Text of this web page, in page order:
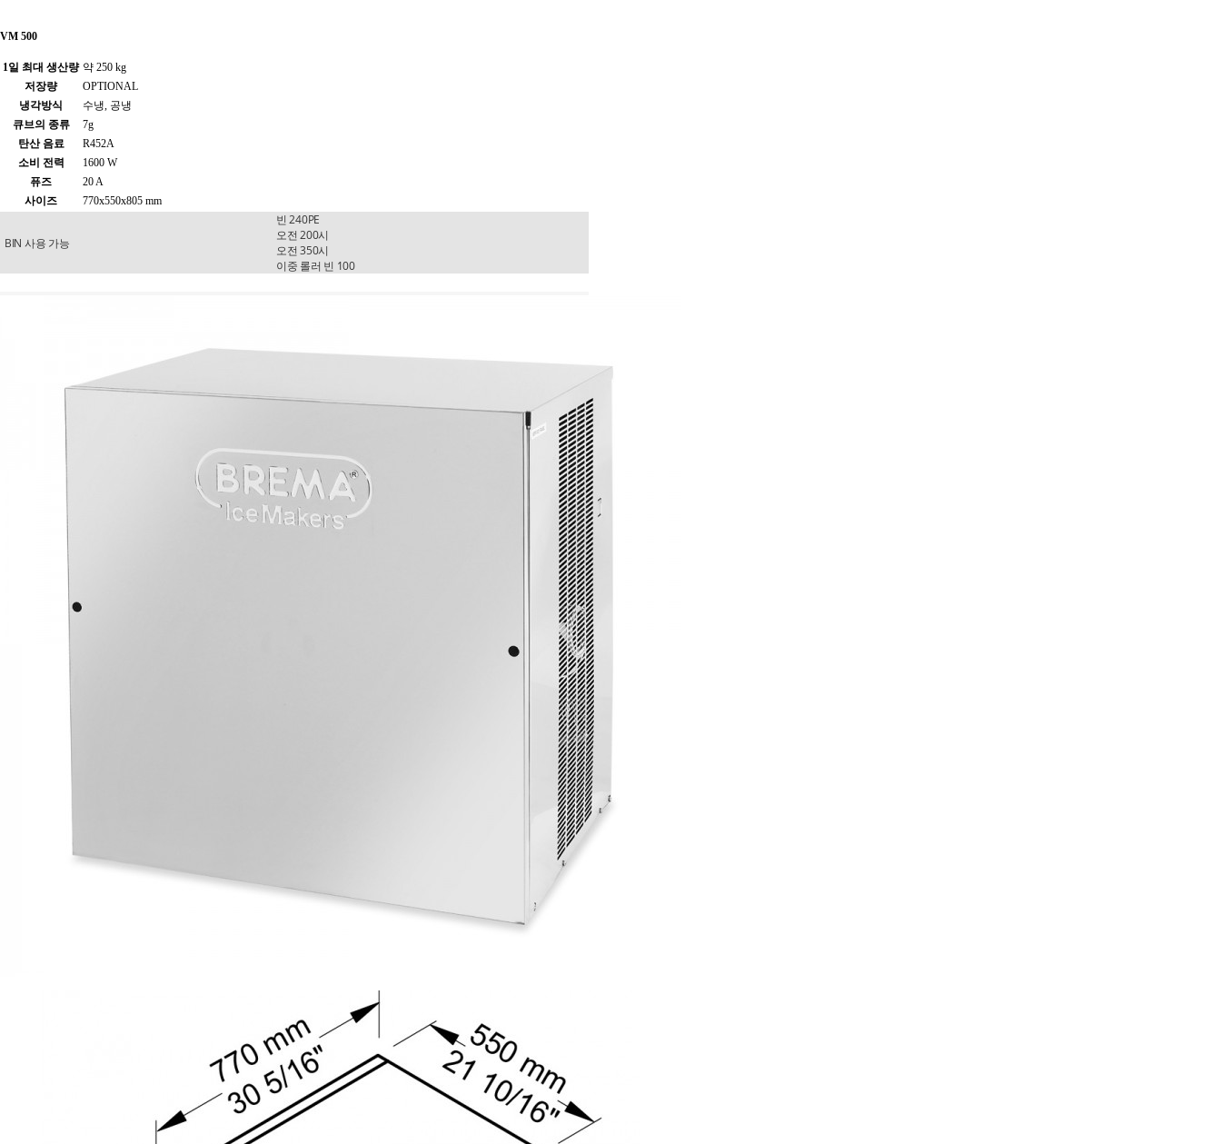
VM 500
1일 최대 생산량 약 250 kg
저장량
OPTIONAL
냉각방식
수냉, 공냉
큐브의 종류
7g
탄산 음료
R452A
소비 전력
1600 W
퓨즈
20 A
사이즈
770x550x805 mm
BIN 사용 가능
빈 240PE
오전 200시
오전 350시
이중 롤러 빈 100